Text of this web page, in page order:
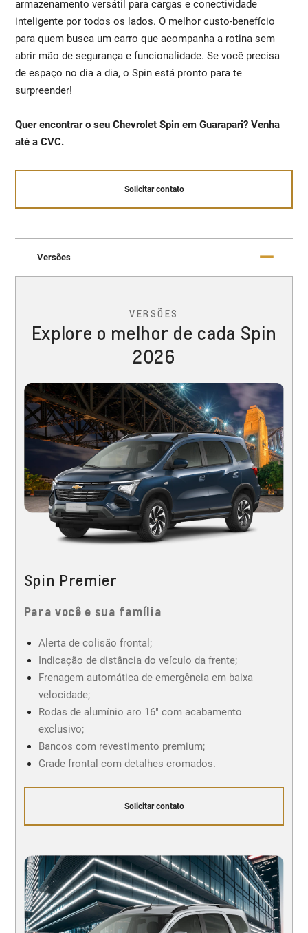
armazenamento versátil para cargas e conectividade
inteligente por todos os lados. O melhor custo-benefício
para quem busca um carro que acompanha a rotina sem
abrir mão de segurança e funcionalidade. Se você precisa
de espaço no dia a dia, o Spin está pronto para te
surpreender!
Quer encontrar o seu Chevrolet Spin em Guarapari? Venha
até a CVC.
Solicitar contato
Versões
VERSÕES
Explore o melhor de cada Spin
2026
Spin Premier
Para você e sua família
Alerta de colisão frontal;
Indicação de distância do veículo da frente;
Frenagem automática de emergência em baixa
velocidade;
Rodas de alumínio aro 16" com acabamento
exclusivo;
Bancos com revestimento premium;
Grade frontal com detalhes cromados.
Solicitar contato